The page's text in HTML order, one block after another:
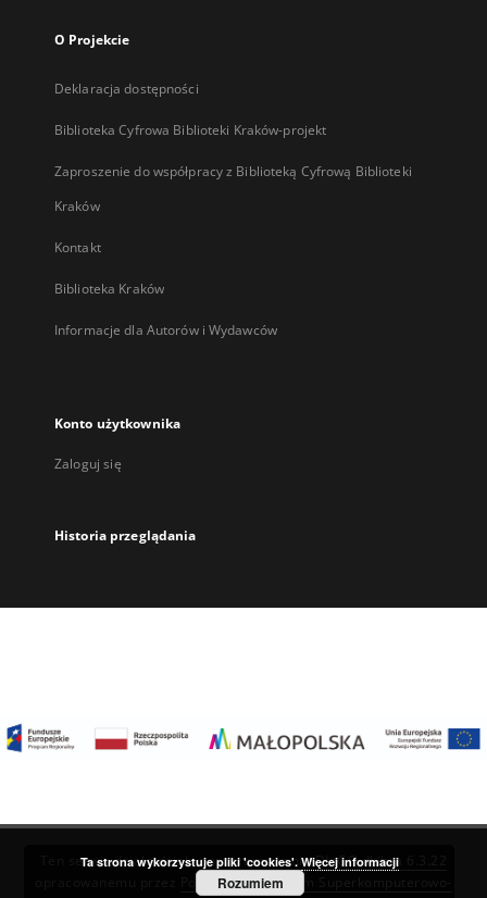
O Projekcie
Deklaracja dostępności
Biblioteka Cyfrowa Biblioteki Kraków-projekt
Zaproszenie do współpracy z Biblioteką Cyfrową Biblioteki
Kraków
Kontakt
Biblioteka Kraków
Informacje dla Autorów i Wydawców
Konto użytkownika
Zaloguj się
Historia przeglądania
Ten serwis działa dzięki oprogramowaniuDInGO dLibra 6.3.22
Poznańskie Centrum Superkomputerowo-
Ta strona wykorzystuje pliki 'cookies'. Więcej informacji
Rozumiem